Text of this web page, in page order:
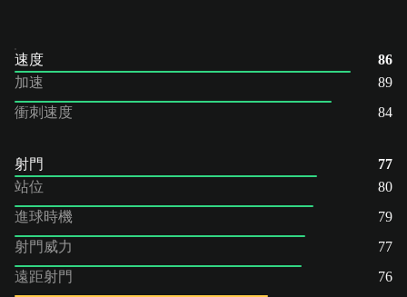
速度
86
加速
89
衝刺速度
84
射門
77
站位
80
進球時機
79
射門威力
77
遠距射門
76